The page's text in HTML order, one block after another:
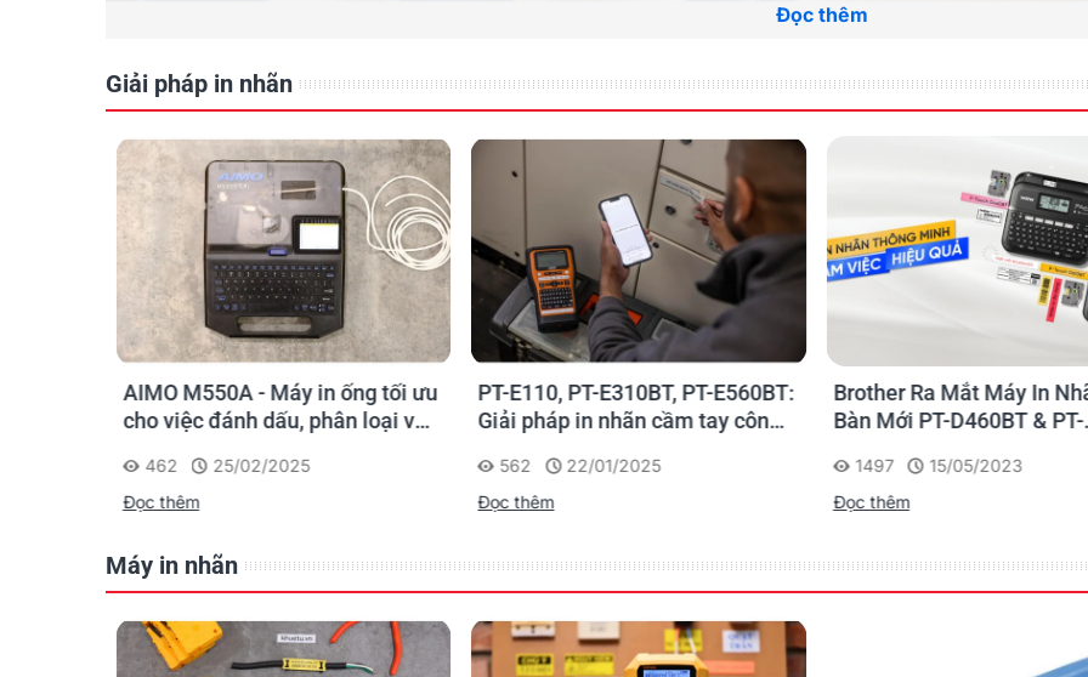
Đọc thêm
Giải pháp in nhãn
AIMO M550A - Máy in ống tối ưu
cho việc đánh dấu, phân loại và
462
25/02/2025
Đọc thêm
PT-E110, PT-E310BT, PT-E560BT:
Giải pháp in nhãn cầm tay công
562
22/01/2025
Đọc thêm
Brother Ra Mắt Máy In
Bàn Mới PT-D460BT & PT-
Cho Dân Văn Phòng
1497
15/05/2023
Đọc thêm
Máy in nhãn